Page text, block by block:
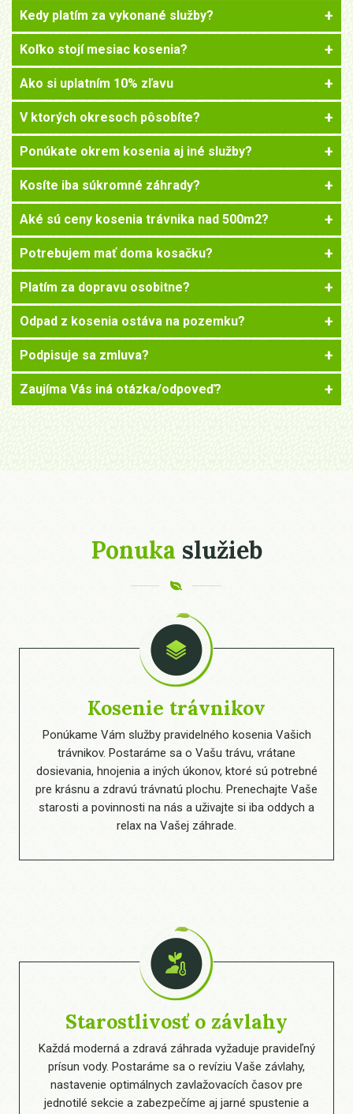
Kedy platím za vykonané služby?
Koľko stojí mesiac kosenia?
Ako si uplatním 10% zľavu
V ktorých okresoch pôsobíte?
Ponúkate okrem kosenia aj iné služby?
Kosíte iba súkromné záhrady?
Aké sú ceny kosenia trávnika nad 500m2?
Potrebujem mať doma kosačku?
Platím za dopravu osobitne?
Odpad z kosenia ostáva na pozemku?
Podpisuje sa zmluva?
Zaujíma Vás iná otázka/odpoveď?
Ponuka služieb
Kosenie trávnikov
Ponúkame Vám služby pravidelného kosenia Vašich
trávnikov. Postaráme sa o Vašu trávu, vrátane
dosievania, hnojenia a iných úkonov, ktoré sú potrebné
pre krásnu a zdravú trávnatú plochu. Prenechajte Vaše
starosti a povinnosti na nás a uživajte si iba oddych a
relax na Vašej záhrade.
Starostlivosť o závlahy
Každá moderná a zdravá záhrada vyžaduje pravideľný
prísun vody. Postaráme sa o revíziu Vaše závlahy,
nastavenie optimálnych zavlažovacích časov pre
jednotilé sekcie a zabezpečíme aj jarné spustenie a